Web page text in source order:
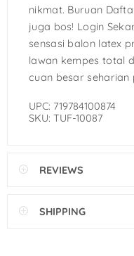
nikmat. Buruan
juga bos! Login
sensasi balon latex
lawan kempes total
cuan besar seharian
UPC: 719784100874
SKU: TUF-10087
REVIEWS
SHIPPING